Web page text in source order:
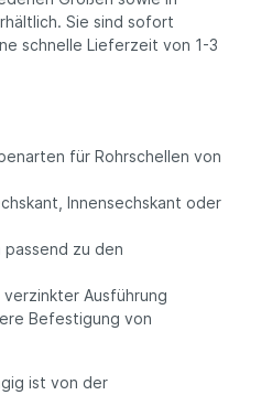
Sie sind sofort
schnelle Lieferzeit von 1-3
für Rohrschellen von
Innensechskant oder
zu den
Ausführung
Befestigung von
ist von der